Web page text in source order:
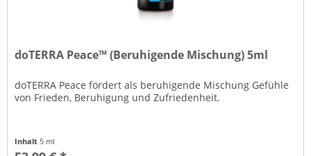
doTERRA Peace™ (Beruhigende Mischung) 5ml
doTERRA Peace fördert als beruhigende Mischung Gefühle
von Frieden, Beruhigung und Zufriedenheit.
Inhalt 5 ml